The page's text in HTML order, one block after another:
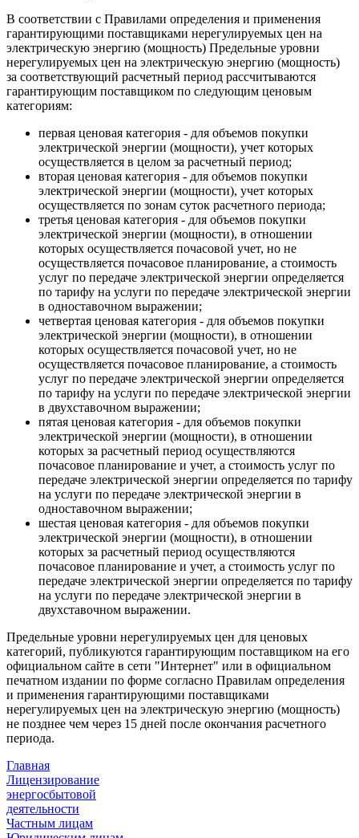
В соответствии с Правилами определения и применения
гарантирующими поставщиками нерегулируемых цен на
электрическую энергию (мощность) Предельные уровни
нерегулируемых цен на электрическую энергию (мощность)
за соответствующий расчетный период рассчитываются
гарантирующим поставщиком по следующим ценовым
категориям:
первая ценовая категория - для объемов покупки
электрической энергии (мощности), учет которых
осуществляется в целом за расчетный период;
вторая ценовая категория - для объемов покупки
электрической энергии (мощности), учет которых
осуществляется по зонам суток расчетного периода;
третья ценовая категория - для объемов покупки
электрической энергии (мощности), в отношении
которых осуществляется почасовой учет, но не
осуществляется почасовое планирование, а стоимость
услуг по передаче электрической энергии определяется
по тарифу на услуги по передаче электрической энергии
в одноставочном выражении;
четвертая ценовая категория - для объемов покупки
электрической энергии (мощности), в отношении
которых осуществляется почасовой учет, но не
осуществляется почасовое планирование, а стоимость
услуг по передаче электрической энергии определяется
по тарифу на услуги по передаче электрической энергии
в двухставочном выражении;
пятая ценовая категория - для объемов покупки
электрической энергии (мощности), в отношении
которых за расчетный период осуществляются
почасовое планирование и учет, а стоимость услуг по
передаче электрической энергии определяется по тарифу
на услуги по передаче электрической энергии в
одноставочном выражении;
шестая ценовая категория - для объемов покупки
электрической энергии (мощности), в отношении
которых за расчетный период осуществляются
почасовое планирование и учет, а стоимость услуг по
передаче электрической энергии определяется по тарифу
на услуги по передаче электрической энергии в
двухставочном выражении.
Предельные уровни нерегулируемых цен для ценовых
категорий, публикуются гарантирующим поставщиком на его
официальном сайте в сети "Интернет" или в официальном
печатном издании по форме согласно Правилам определения
и применения гарантирующими поставщиками
нерегулируемых цен на электрическую энергию (мощность)
не позднее чем через 15 дней после окончания расчетного
периода.
Главная
Лицензирование
энергосбытовой
деятельности
Частным лицам